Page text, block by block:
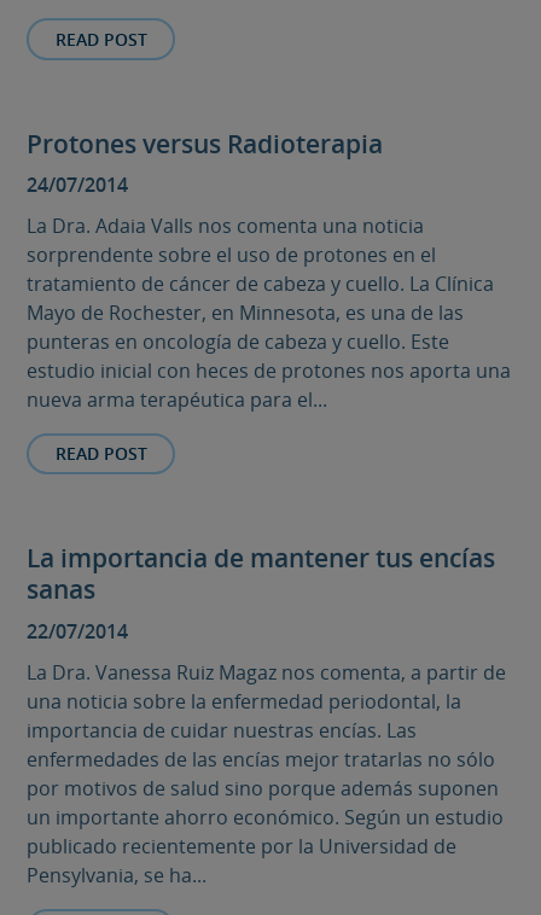
READ POST
Protones versus Radioterapia
24/07/2014
La Dra. Adaia Valls nos comenta una noticia
sorprendente sobre el uso de protones en el
tratamiento de cáncer de cabeza y cuello. La Clínica
Mayo de Rochester, en Minnesota, es una de las
punteras en oncología de cabeza y cuello. Este
estudio inicial con heces de protones nos aporta una
nueva arma terapéutica para el...
READ POST
La importancia de mantener tus encías
sanas
22/07/2014
La Dra. Vanessa Ruiz Magaz nos comenta, a partir de
una noticia sobre la enfermedad periodontal, la
importancia de cuidar nuestras encías. Las
enfermedades de las encías mejor tratarlas no sólo
por motivos de salud sino porque además suponen
un importante ahorro económico. Según un estudio
publicado recientemente por la Universidad de
Pensylvania, se ha...